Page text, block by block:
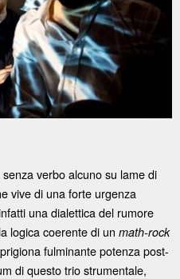
verbo alcuno su lame di
vive di una forte urgenza
una dialettica del rumore
logica coerente di un math-rock
fulminante potenza post-
di questo trio strumentale,